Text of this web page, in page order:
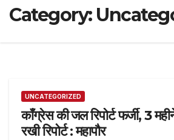
Category:
UNCATEGORIZED
कॉंग्रेस की जल रिपोर्ट फर्जी, 3
रखी रिपोर्ट : महापौर